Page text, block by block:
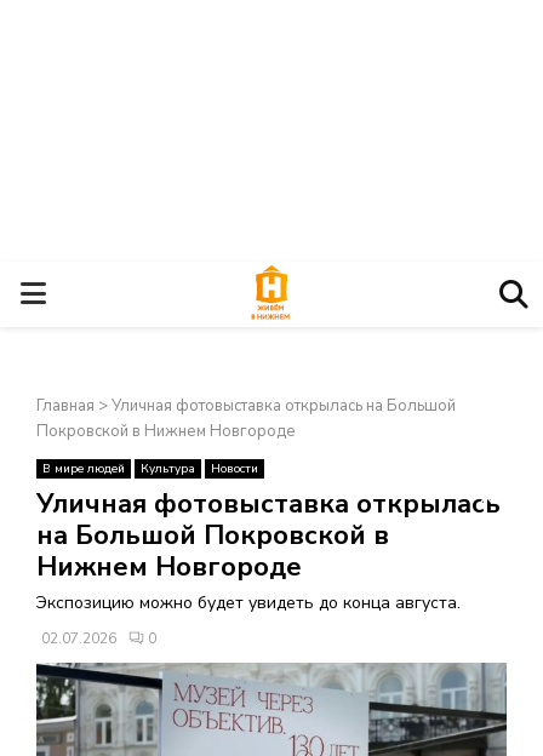
О
Н
О
В
Н
О
Главная >Уличная фотовыставка открылась на Большой
Покровской в Нижнем Новгороде
В мире людей Культура Новости
Уличная фотовыставка открылась
на Большой Покровской в
Нижнем Новгороде
Экспозицию можно будет увидеть до конца августа.
02.07.2026 0
×